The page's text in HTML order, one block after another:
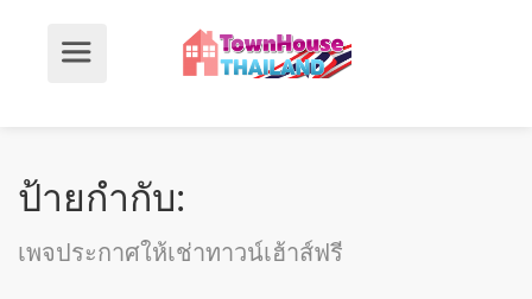
ป้ายกำกับ:
เพจประกาศให้เช่าทาวน์เฮ้าส์ฟรี